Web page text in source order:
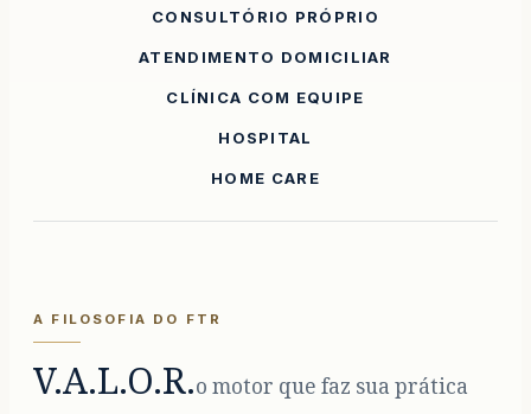
CONSULTÓRIO PRÓPRIO
ATENDIMENTO DOMICILIAR
CLÍNICA COM EQUIPE
HOSPITAL
HOME CARE
A FILOSOFIA DO FTR
V.A.L.O.R.o motor que faz sua prática